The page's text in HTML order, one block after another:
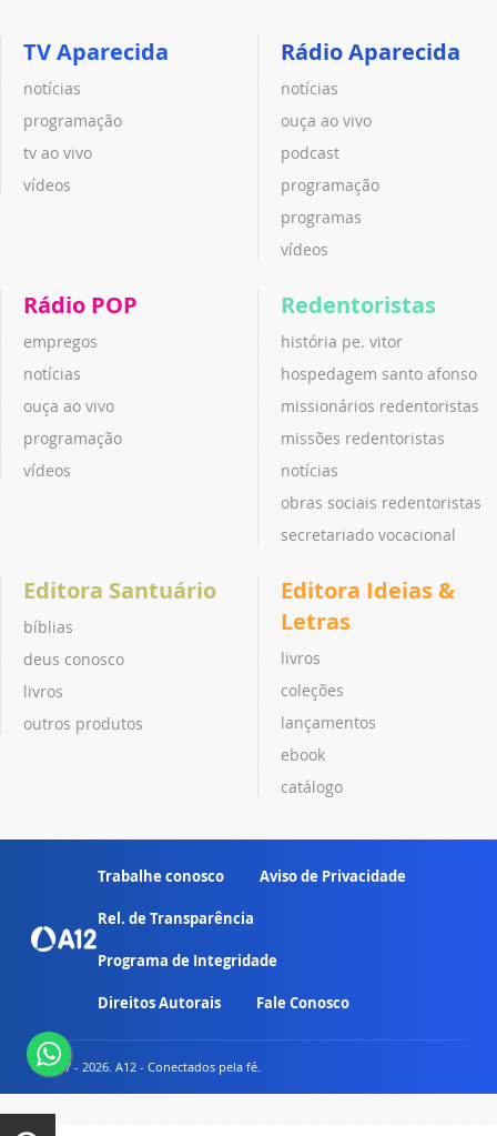
TV Aparecida
notícias
programação
tv ao vivo
vídeos
Rádio Aparecida
notícias
ouça ao vivo
podcast
programação
programas
vídeos
Rádio POP
empregos
notícias
ouça ao vivo
programação
vídeos
Redentoristas
história pe. vitor
hospedagem santo afonso
missionários redentoristas
missões redentoristas
notícias
obras sociais redentoristas
secretariado vocacional
Editora Santuário
bíblias
deus conosco
livros
outros produtos
Editora Ideias &
Letras
livros
coleções
lançamentos
ebook
catálogo
Trabalhe conosco Aviso de Privacidade
Rel. de Transparência
Programa de Integridade
Direitos Autorais Fale Conosco
© 2007 - 2026. A12 - Conectados pela fé.